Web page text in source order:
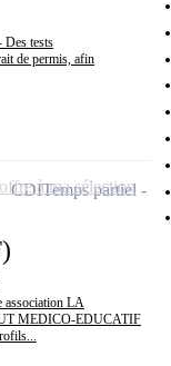
Des tests
de permis, afin
association LA
MEDICO-EDUCATIF
CDITemps partiel
à ma sélection